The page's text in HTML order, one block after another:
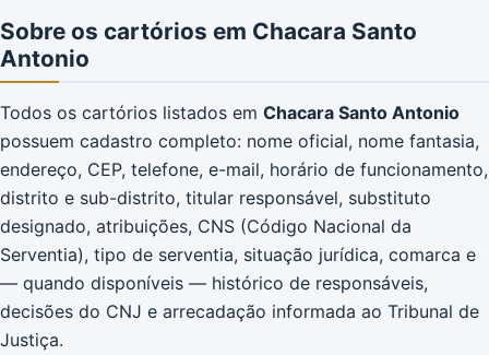
Sobre os cartórios em Chacara Santo
Antonio
Todos os cartórios listados em Chacara Santo Antonio
possuem cadastro completo: nome oficial, nome fantasia,
endereço, CEP, telefone, e-mail, horário de funcionamento,
distrito e sub-distrito, titular responsável, substituto
designado, atribuições, CNS (Código Nacional da
Serventia), tipo de serventia, situação jurídica, comarca e
— quando disponíveis — histórico de responsáveis,
decisões do CNJ e arrecadação informada ao Tribunal de
Justiça.